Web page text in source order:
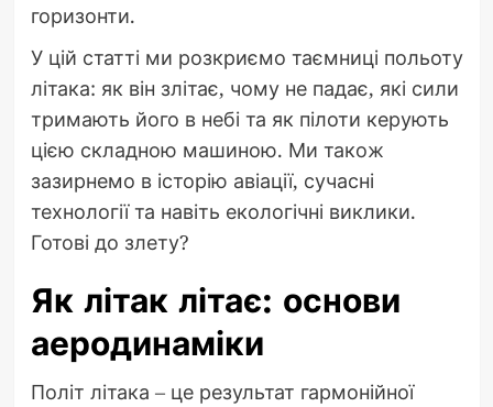
горизонти.
У цій статті ми розкриємо таємниці польоту
літака: як він злітає, чому не падає, які сили
тримають його в небі та як пілоти керують
цією складною машиною. Ми також
зазирнемо в історію авіації, сучасні
технології та навіть екологічні виклики.
Готові до злету?
Як літак літає: основи
аеродинаміки
Політ літака – це результат гармонійної